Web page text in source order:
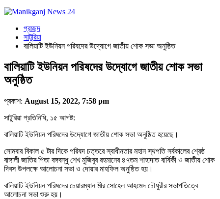
প্রচ্ছদ
সাটুরিয়া
বালিয়াটি ইউনিয়ন পরিষদের উদ্যোগে জাতীয় শোক সভা অনুষ্ঠিত
বালিয়াটি ইউনিয়ন পরিষদের উদ্যোগে জাতীয় শোক সভা
অনুষ্ঠিত
প্রকাশ: August 15, 2022, 7:58 pm
সাটুরিয়া প্রতিনিধি, ১৫ আগষ্ট:
বালিয়াটি ইউনিয়ন পরিষদের উদ্যোগে জাতীয় শোক সভা অনুষ্ঠিত হয়েছে।
সোমবার বিকাল ৫ টার দিকে পরিষদ চত্তরে স্বাধীনতার মহান স্থপতি সর্বকালের শ্রেষ্ঠ
বাঙ্গালী জাতির পিতা বঙ্গবন্ধু শেখ মুজিবুর রহমানের ৪৭তম শাহাদাত বার্ষিকী ও জাতীয় শোক
দিবস উপলক্ষে আলোচনা সভা ও দোয়ার মাহফিল অনুষ্ঠিত হয়।
বালিয়াটি ইউনিয়ন পরিষদের চেয়ারম্যান মীর সোহেল আহমেদ চৌধুরীর সভাপতিত্বে
আলোচনা সভা শুরু হয়।